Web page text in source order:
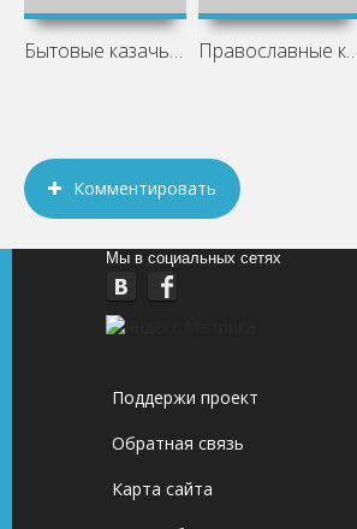
Бытовые казачьи сказки Православные казачьи сказки
Комментировать
Мы в социальных сетях
Поддержи проект
Обратная связь
Карта сайта